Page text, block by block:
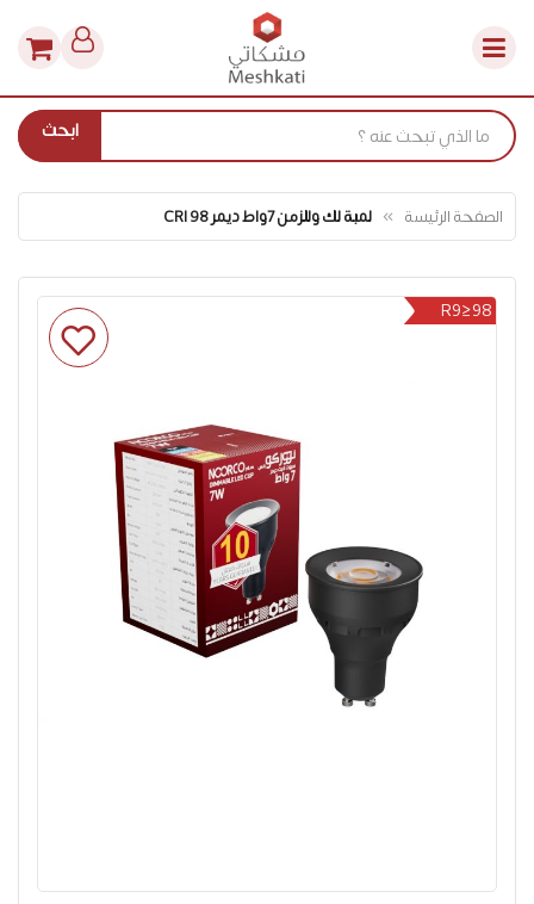
ابحث
الصفحة الرئيسة لمبة لك وللزمن 7واط ديمر CRI 98
انتقل
إلى
R9≥98